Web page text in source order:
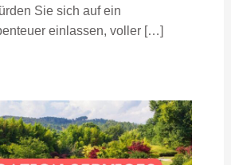
Sie sich auf ein
einlassen, voller […]